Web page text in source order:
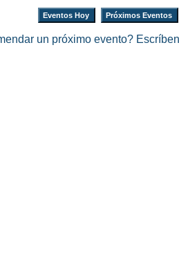
Eventos Hoy Próximos Eventos
un próximo evento?